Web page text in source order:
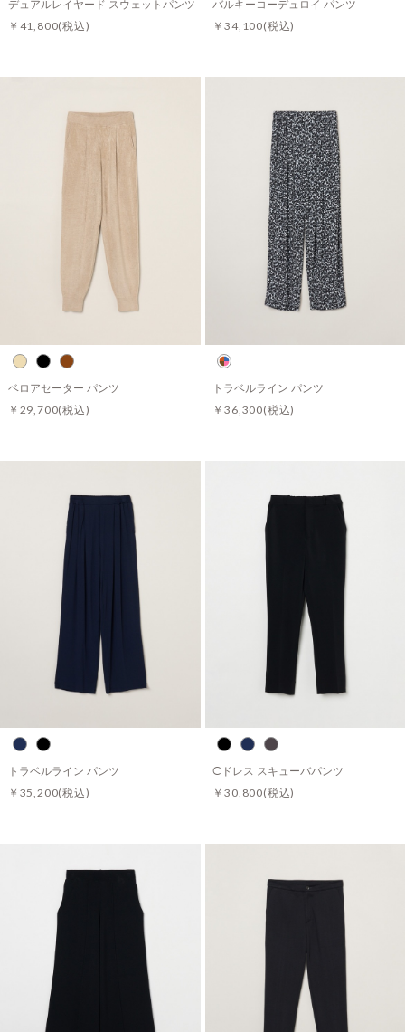
デュアルレイヤード スウェットパンツ
￥41,800(税込)
バルキーコーデュロイ パンツ
￥34,100(税込)
ベロアセーター パンツ
￥29,700(税込)
トラベルライン パンツ
￥36,300(税込)
トラベルライン パンツ
￥35,200(税込)
Cドレス スキューバパンツ
￥30,800(税込)